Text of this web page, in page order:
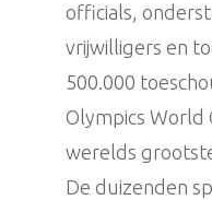
officials,
vrijwilligers en
500.000
Olympics World
werelds
De duizenden